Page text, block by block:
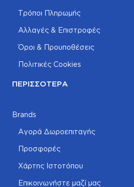
Τρόποι Πληρωμής
Αλλαγές & Επιστροφές
Όροι & Προυποθέσεις
Πολιτικές Cookies
ΠΕΡΙΣΣΌΤΕΡΑ
Brands
Αγορά Δωροεπιταγής
Προσφορές
Χάρτης Ιστοτόπου
Επικοινωνήστε μαζί μας